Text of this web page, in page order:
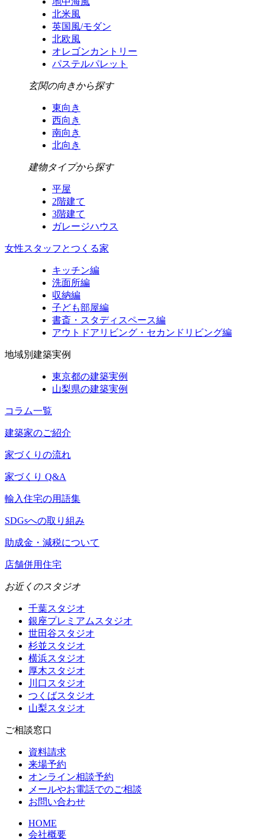
北米風
英国風/モダン
北欧風
オレゴンカントリー
パステルパレット
玄関の向きから探す
東向き
西向き
南向き
北向き
建物タイプから探す
平屋
2階建て
3階建て
ガレージハウス
女性スタッフとつくる家
キッチン編
洗面所編
収納編
子ども部屋編
書斎・スタディスペース編
アウトドアリビング・セカンドリビング編
地域別建築実例
東京都の建築実例
山梨県の建築実例
コラム一覧
建築家のご紹介
家づくりの流れ
家づくり Q&A
輸入住宅の用語集
SDGsへの取り組み
助成金・減税について
店舗併用住宅
お近くのスタジオ
千葉スタジオ
銀座プレミアムスタジオ
世田谷スタジオ
杉並スタジオ
横浜スタジオ
厚木スタジオ
川口スタジオ
つくばスタジオ
山梨スタジオ
ご相談窓口
資料請求
来場予約
オンライン相談予約
メールやお電話でのご相談
お問い合わせ
HOME
会社概要